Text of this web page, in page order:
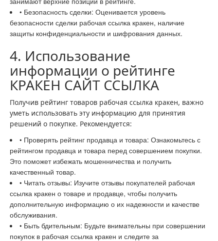
• Безопасность сделки: Оценивается уровень
безопасности сделки рабочая ссылка кракен, наличие
защиты конфиденциальности и шифрования данных.
4. Использование
информации о рейтинге
КРАКЕН САЙТ ССЫЛКА
Получив рейтинг товаров рабочая ссылка кракен, важно
уметь использовать эту информацию для принятия
решений о покупке. Рекомендуется:
• Проверять рейтинг продавца и товара: Ознакомьтесь с
рейтингом продавца и товара перед совершением покупки.
Это поможет избежать мошенничества и получить
качественный товар.
• Читать отзывы: Изучите отзывы покупателей рабочая
ссылка кракен о товаре и продавце, чтобы получить
дополнительную информацию о их надежности и качестве
обслуживания.
• Быть бдительным: Будьте внимательны при совершении
покупок в рабочая ссылка кракен и следите за